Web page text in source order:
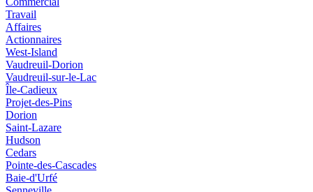
Travail
Affaires
Actionnaires
West-Island
Vaudreuil-Dorion
Vaudreuil-sur-le-Lac
Île-Cadieux
Projet-des-Pins
Dorion
Saint-Lazare
Hudson
Cedars
Pointe-des-Cascades
Baie-d'Urfé